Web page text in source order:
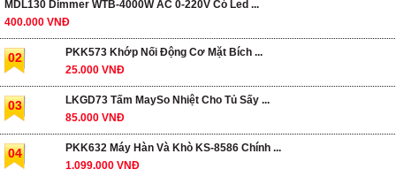
MDL130 Dimmer WTB-4000W AC 0-220V Có Led ...
400.000 VNĐ
02
PKK573 Khớp Nối Động Cơ Mặt Bích ...
25.000 VNĐ
03
LKGD73 Tấm MaySo Nhiệt Cho Tủ Sấy ...
85.000 VNĐ
04
PKK632 Máy Hàn Và Khò KS-8586 Chính ...
1.099.000 VNĐ